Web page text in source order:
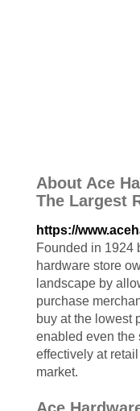
About Ace
The Largest
https://
Founded in 1924
hardware store
landscape by
purchase
buy at the lowest
enabled even the
effectively at
market.